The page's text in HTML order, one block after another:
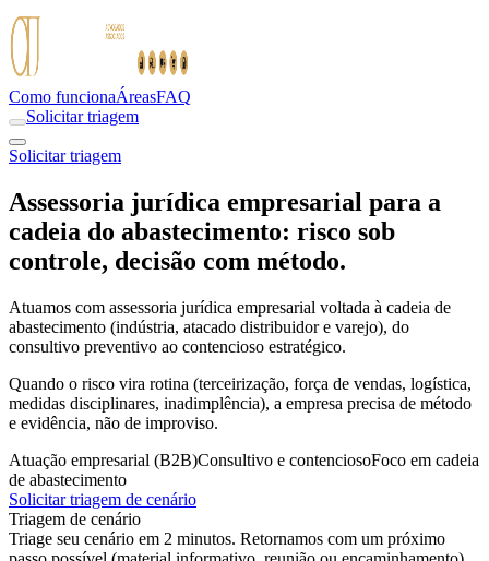
Como funcionaÁreasFAQ
Solicitar triagem
Solicitar triagem
Assessoria jurídica empresarial para a
cadeia do abastecimento: risco sob
controle, decisão com método.
Atuamos com assessoria jurídica empresarial voltada à cadeia de
abastecimento (indústria, atacado distribuidor e varejo), do
consultivo preventivo ao contencioso estratégico.
Quando o risco vira rotina (terceirização, força de vendas, logística,
medidas disciplinares, inadimplência), a empresa precisa de método
e evidência, não de improviso.
Atuação empresarial (B2B)Consultivo e contenciosoFoco em cadeia
de abastecimento
Solicitar triagem de cenário
Triagem de cenário
Triage seu cenário em 2 minutos. Retornamos com um próximo